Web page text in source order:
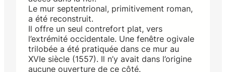
Le mur septentrional, primitivement roman,
a été reconstruit.
Il offre un seul contrefort plat, vers
l’extrémité occidentale. Une fenêtre ogivale
trilobée a été pratiquée dans ce mur au
XVIe siècle (1557). Il n’y avait dans l’origine
aucune ouverture de ce côté.